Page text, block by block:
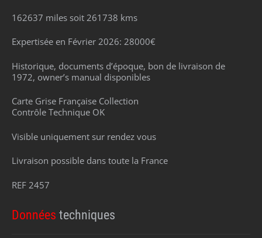
162637 miles soit 261738 kms
Expertisée en Février 2026: 28000€
Historique, documents d’époque, bon de livraison de
1972, owner’s manual disponibles
Carte Grise Française Collection
Contrôle Technique OK
Visible uniquement sur rendez vous
Livraison possible dans toute la France
REF 2457
Données techniques